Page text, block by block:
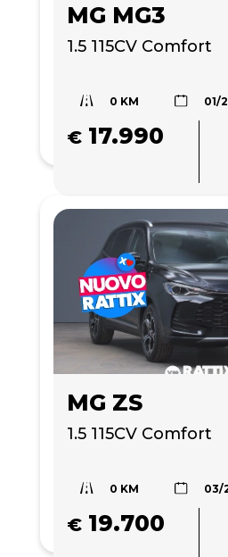
MG MG3
1.5 115CV Comfort
0 KM 01/
€ 17.990
MG ZS
1.5 115CV Comfort
0 KM 03/
€ 19.700